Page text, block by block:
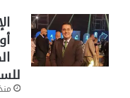
منذ 3